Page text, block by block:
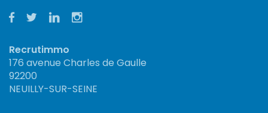
Recrutimmo
176 avenue Charles de Gaulle
92200
NEUILLY-SUR-SEINE